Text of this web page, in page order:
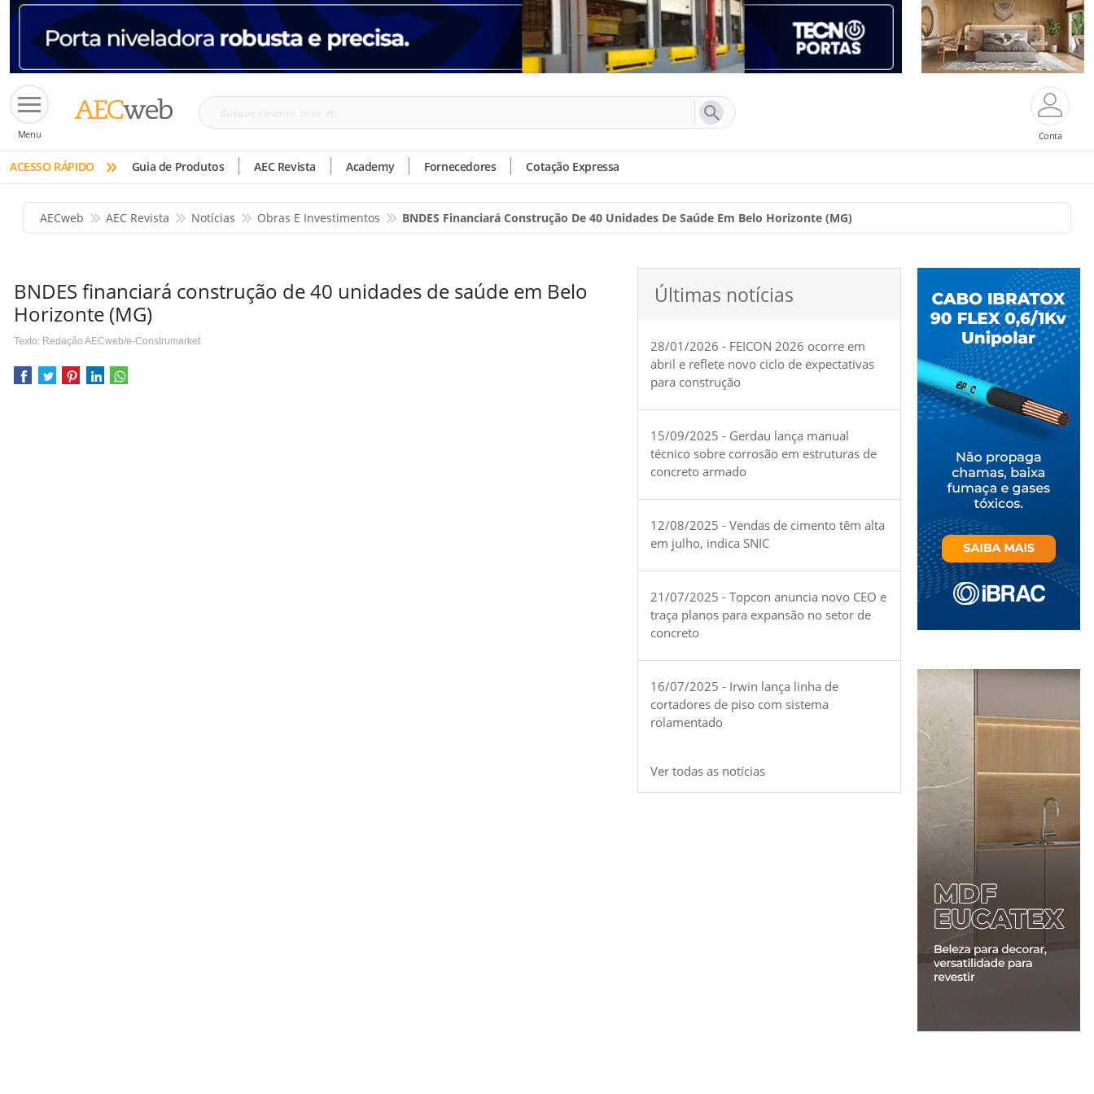
Menu
Busque
tinta,
etc
Conta
ACESSO RÁPIDO » Guia de Produtos AEC Revista Academy Fornecedores Cotação Expressa
AECweb AEC Revista Notícias Obras E Investimentos BNDES Financiará Construção De 40 Unidades De Saúde Em Belo Horizonte (MG)
BNDES financiará construção de 40 unidades de saúde em Belo
Horizonte (MG)
Texto: Redação AECweb/e-Construmarket
Últimas notícias
28/01/2026 - FEICON 2026 ocorre em
abril e reflete novo ciclo de expectativas
para construção
15/09/2025 - Gerdau lança manual
técnico sobre corrosão em estruturas de
concreto armado
12/08/2025 - Vendas de cimento têm alta
em julho, indica SNIC
21/07/2025 - Topcon anuncia novo CEO e
traça planos para expansão no setor de
concreto
16/07/2025 - Irwin lança linha de
cortadores de piso com sistema
rolamentado
Ver todas as notícias